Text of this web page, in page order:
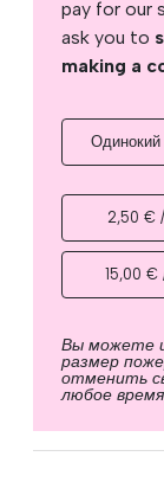
pay for our
ask you to
making a
Одинокий
2,50 €
15,00 €
Вы можете
размер
отменить
любое время